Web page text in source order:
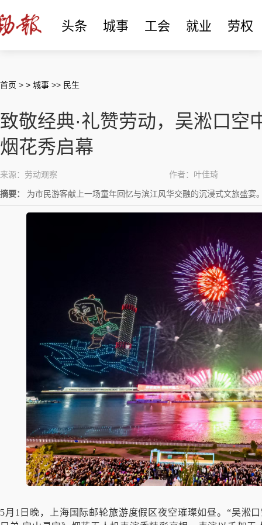
头条 城事 工会 就业 劳权
首页 > > 城事 >> 民生
致敬经典·礼赞劳动，吴淞口空
烟花秀启幕
来源：劳动观察 作者：叶佳琦
摘要： 为市民游客献上一场童年回忆与滨江风华交融的沉浸式文旅盛宴
5月1日晚，上海国际邮轮旅游度假区夜空璀璨如昼。“吴